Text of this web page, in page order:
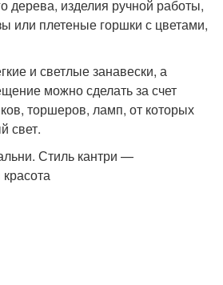
дерева, изделия ручной работы,
или плетеные горшки с цветами,
и светлые занавески, а
можно сделать за счет
торшеров, ламп, от которых
свет.